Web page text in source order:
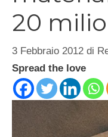
20
3 Febbraio 2012 di
Spread the love